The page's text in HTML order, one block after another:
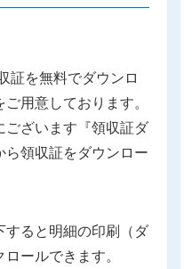
証を無料でダウンロ
用意しております。
ございます『領収証ダ
領収証をダウンロー
ると明細の印刷（ダ
ールできます。